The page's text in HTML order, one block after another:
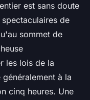
est sans doute
de
sommet de
les lois de la
à la
cinq heures. Une